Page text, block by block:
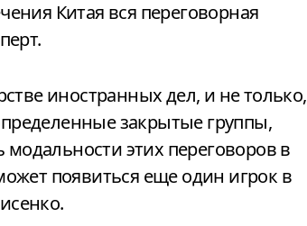
Китая вся переговорная
иностранных дел, и не только,
закрытые группы,
этих переговоров в
появиться еще один игрок в